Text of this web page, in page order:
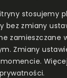
stosujemy
bez zmiany
zamieszczane
Zmiany
.